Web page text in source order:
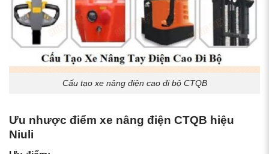
Cấu tạo xe nâng điện cao đi bộ CTQB
Ưu nhược điểm xe nâng điện CTQB hiệu
Niuli